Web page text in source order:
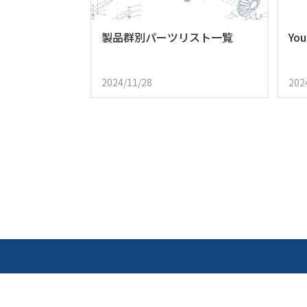
製品群別パーツリスト一覧
2024/11/28